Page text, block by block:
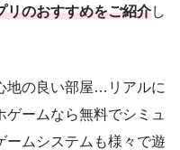
リのおすすめをご紹介し
地の良い部屋…リアルに
ームなら無料でシミュ
ームシステムも様々で遊